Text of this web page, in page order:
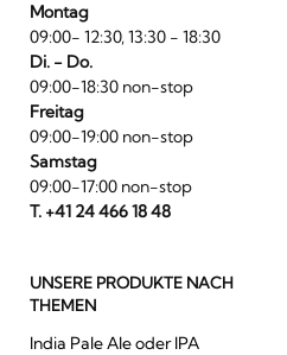
Montag
09:00- 12:30, 13:30 - 18:30
Di. - Do.
09:00-18:30 non-stop
Freitag
09:00-19:00 non-stop
Samstag
09:00-17:00 non-stop
T. +41 24 466 18 48
UNSERE PRODUKTE NACH
THEMEN
India Pale Ale oder IPA